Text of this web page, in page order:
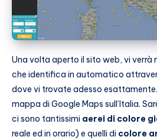
Una volta aperto il sito web, vi
che identifica in automatico
dove vi trovate adesso
mappa di Google Maps sull’Italia.
ci sono tantissimi aerei di colore
reale ed in orario) e quelli di colore